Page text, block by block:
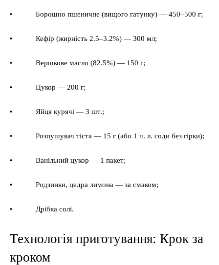
• Борошно пшеничне (вищого гатунку) — 450–500 г;
• Кефір (жирність 2.5–3.2%) — 300 мл;
• Вершкове масло (82.5%) — 150 г;
• Цукор — 200 г;
• Яйця курячі — 3 шт.;
• Розпушувач тіста — 15 г (або 1 ч. л. соди без гірки);
• Ванільний цукор — 1 пакет;
• Родзинки, цедра лимона — за смаком;
• Дрібка солі.
Технологія приготування: Крок за
кроком